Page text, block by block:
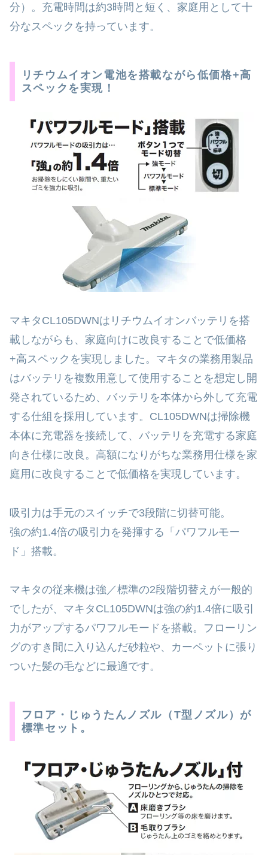
分）。充電時間は約3時間と短く、家庭用として十
分なスペックを持っています。
リチウムイオン電池を搭載ながら低価格+高
スペックを実現！
マキタCL105DWNはリチウムイオンバッテリを搭
載しながらも、家庭向けに改良することで低価格
+高スペックを実現しました。マキタの業務用製品
はバッテリを複数用意して使用することを想定し開
発されているため、バッテリを本体から外して充電
する仕組を採用しています。CL105DWNは掃除機
本体に充電器を接続して、バッテリを充電する家庭
向き仕様に改良。高額になりがちな業務用仕様を家
庭用に改良することで低価格を実現しています。
吸引力は手元のスイッチで3段階に切替可能。
強の約1.4倍の吸引力を発揮する「パワフルモー
ド」搭載。
マキタの従来機は強／標準の2段階切替えが一般的
でしたが、マキタCL105DWNは強の約1.4倍に吸引
力がアップするパワフルモードを搭載。フローリン
グのすき間に入り込んだ砂粒や、カーペットに張り
ついた髪の毛などに最適です。
フロア・じゅうたんノズル（T型ノズル）が
標準セット。